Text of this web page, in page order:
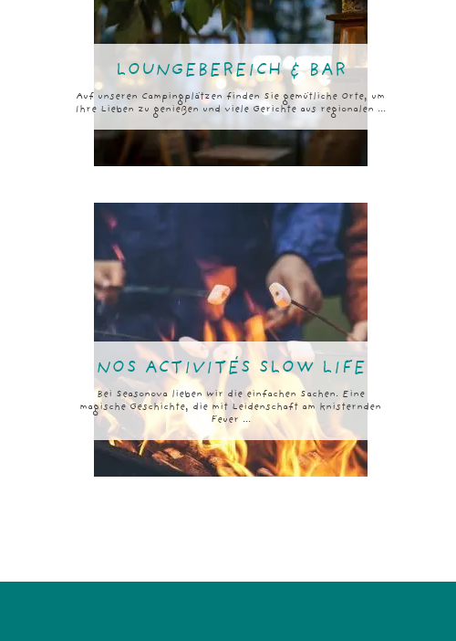
LOUNGEBEREICH & BAR
Auf unseren Campingplätzen finden Sie gemütliche Orte, um
Ihre Lieben zu genießen und viele Gerichte aus regionalen ...
NOS ACTIVITÉS SLOW LIFE
Bei Seasonova lieben wir die einfachen Sachen. Eine
magische Geschichte, die mit Leidenschaft am knisternden
Feuer ...